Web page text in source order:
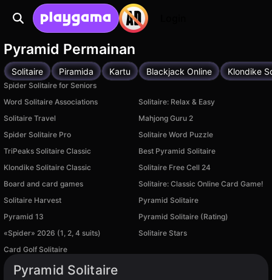
Pyramid Permainan
Solitaire Piramida Kartu Blackjack Online Klondike
Spider Solitaire for Seniors
Word Solitaire Associations
Solitaire: Relax & Easy
Solitaire Travel
Mahjong Guru 2
Spider Solitaire Pro
Solitaire Word Puzzle
TriPeaks Solitaire Classic
Best Pyramid Solitaire
Klondike Solitaire Classic
Solitaire Free Cell 24
Board and card games
Solitaire: Classic Online Card Game!
Solitaire Harvest
Pyramid Solitaire
Pyramid 13
Pyramid Solitaire (Rating)
«Spider» 2026 (1, 2, 4 suits)
Solitaire Stars
Tersedia di PC
Card Golf Solitaire
Pyramid Solitaire